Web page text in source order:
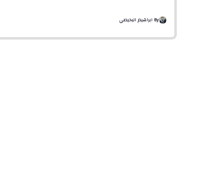
By ابراهيم البحيصي